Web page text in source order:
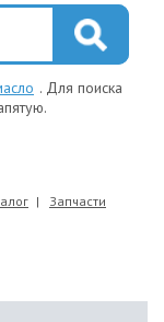
. Для поиска
Запчасти